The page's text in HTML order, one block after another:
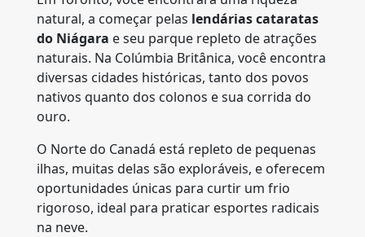
natural, a começar pelas lendárias cataratas
do Niágara e seu parque repleto de atrações
naturais. Na Colúmbia Britânica, você encontra
diversas cidades históricas, tanto dos povos
nativos quanto dos colonos e sua corrida do
ouro.
O Norte do Canadá está repleto de pequenas
ilhas, muitas delas são exploráveis, e oferecem
oportunidades únicas para curtir um frio
rigoroso, ideal para praticar esportes radicais
na neve.